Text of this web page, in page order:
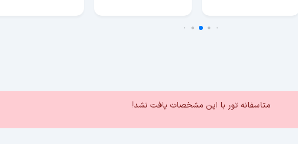
متاسفانه تور با این مشخصات یافت نشد!